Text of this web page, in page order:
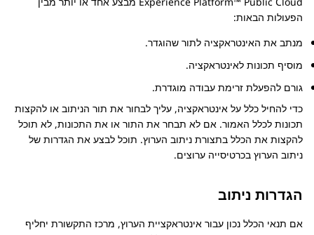
הפעולות הבאות:
מנתב את האינטראקציה לתור שהוגדר.
מוסיף תכונות לאינטראקציה.
גורם להפעלת זרימת עבודה מוגדרת.
כדי להחיל כלל על אינטראקציה, עליך לבחור את תור הניתוב או להקצות
תכונות לכלל האמור. אם לא תבחר את התור או את התכונות, לא תוכל
להקצות את הכלל בתצורת ניתוב הערוץ. תוכל לבצע את הגדרות של
ניתוב הערוץ בכרטיסייה ערוצים.
הגדרות ניתוב
אם תנאי הכלל נכון עבור אינטראקציית הערוץ, מרכז התקשורת יחליף